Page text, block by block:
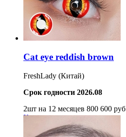
Cat eye reddish brown
FreshLady (Китай)
Срок годности 2026.08
2шт на 12 месяцев 800 600 руб
Купить